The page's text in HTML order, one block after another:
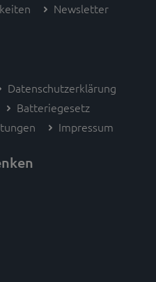
Newsletter
Datenschutzerklärung
Batteriegesetz
Impressum